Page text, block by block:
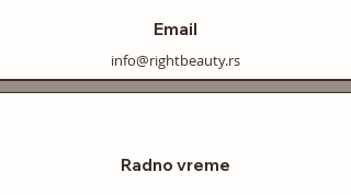
Email
info@rightbeauty.rs
Radno vreme